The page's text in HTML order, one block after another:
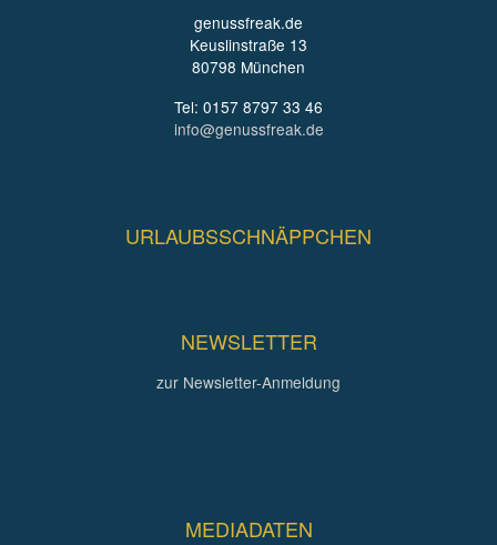
genussfreak.de
Keuslinstraße 13
80798 München
Tel: 0157 8797 33 46
info@genussfreak.de
URLAUBSSCHNÄPPCHEN
NEWSLETTER
zur Newsletter-Anmeldung
MEDIADATEN